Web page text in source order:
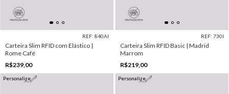
REF: 840AI
Carteira Slim RFID com Elástico |
Rome Café
R$239,00
REF: 730I
Carteira Slim RFID Basic | Madrid
Marrom
R$219,00
Personalize Personalize